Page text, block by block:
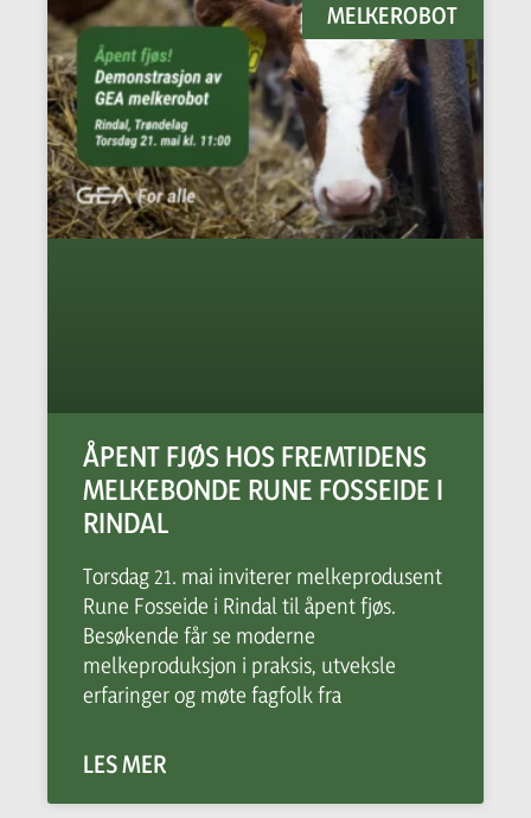
MELKEROBOT
ÅPENT FJØS HOS FREMTIDENS
MELKEBONDE RUNE FOSSEIDE I
RINDAL
Torsdag 21. mai inviterer melkeprodusent
Rune Fosseide i Rindal til åpent fjøs.
Besøkende får se moderne
melkeproduksjon i praksis, utveksle
erfaringer og møte fagfolk fra
LES MER